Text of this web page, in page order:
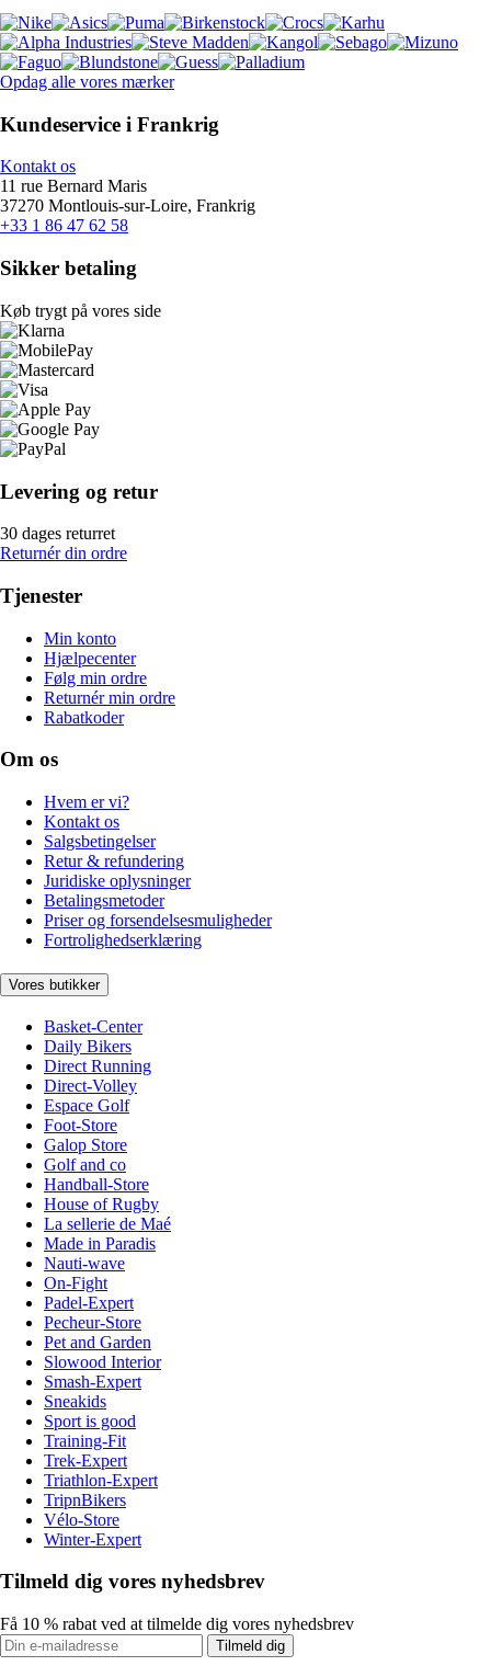
Opdag alle vores mærker
Kundeservice i Frankrig
Kontakt os
11 rue Bernard Maris
37270 Montlouis-sur-Loire, Frankrig
+33 1 86 47 62 58
Sikker betaling
Køb trygt på vores side
Levering og retur
30 dages returret
Returnér din ordre
Tjenester
Min konto
Hjælpecenter
Følg min ordre
Returnér min ordre
Rabatkoder
Om os
Hvem er vi?
Kontakt os
Salgsbetingelser
Retur & refundering
Juridiske oplysninger
Betalingsmetoder
Priser og forsendelsesmuligheder
Fortrolighedserklæring
Vores butikker
Basket-Center
Daily Bikers
Direct Running
Direct-Volley
Espace Golf
Foot-Store
Galop Store
Golf and co
Handball-Store
House of Rugby
La sellerie de Maé
Made in Paradis
Nauti-wave
On-Fight
Padel-Expert
Pecheur-Store
Pet and Garden
Slowood Interior
Smash-Expert
Sneakids
Sport is good
Training-Fit
Trek-Expert
Triathlon-Expert
TripnBikers
Vélo-Store
Winter-Expert
Tilmeld dig vores nyhedsbrev
Få 10 % rabat ved at tilmelde dig vores nyhedsbrev
Tilmeld dig